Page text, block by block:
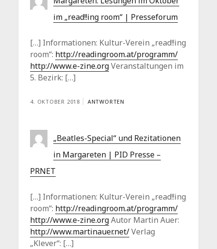
im „read!!ing room“ | Presseforum
[…] Informationen: Kultur-Verein „read!!ing
room“: http://readingroom.at/programm/
http://www.e-zine.orgVeranstaltungen im
5. Bezirk: […]
4. OKTOBER 2018 ANTWORTEN
„Beatles-Special“ und Rezitationen
in Margareten | PID Presse –
PRNET
[…] Informationen: Kultur-Verein „read!!ing
room“: http://readingroom.at/programm/
http://www.e-zine.orgAutor Martin Auer:
http://www.martinauer.net/Verlag
„Klever“: […]